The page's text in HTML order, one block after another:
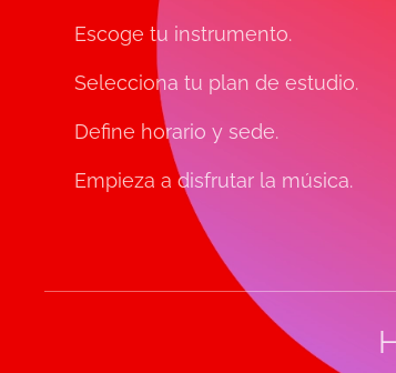
✔ Escoge tu instrumento.
✔ Selecciona tu plan de estudio.
✔ Define horario y sede.
✔ Empieza a disfrutar la música.